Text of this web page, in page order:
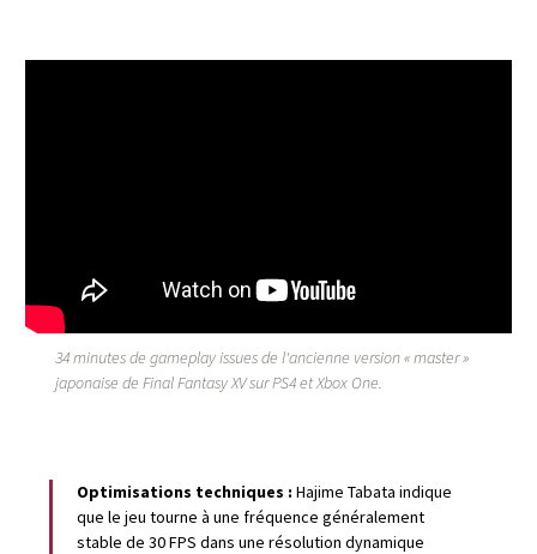
34 minutes de gameplay issues de l'ancienne version « master »
japonaise de Final Fantasy XV sur PS4 et Xbox One.
Optimisations techniques : Hajime Tabata indique
que le jeu tourne à une fréquence généralement
stable de 30 FPS dans une résolution dynamique